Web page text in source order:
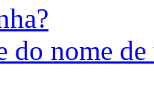
do nome